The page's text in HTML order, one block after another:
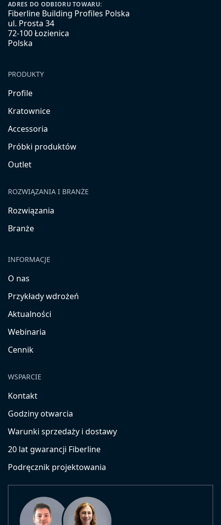
ADRES DO ODBIORU TOWARU:
Fiberline Building Profiles Polska
ul. Prosta 34
72-100 Łozienica
Polska
PRODUKTY
Profile
Kratownice
Accessoria
Próbki produktów
Outlet
ROZWIĄZANIA I BRANŻE
Rozwiązania
Branże
INFORMACJE
O nas
Przykłady wdrożeń
Aktualności
Webinaria
Cennik
WSPARCIE
Kontakt
Godziny otwarcia
Warunki sprzedaży i dostawy
20 lat gwarancji Fiberline
Podręcznik projektowania